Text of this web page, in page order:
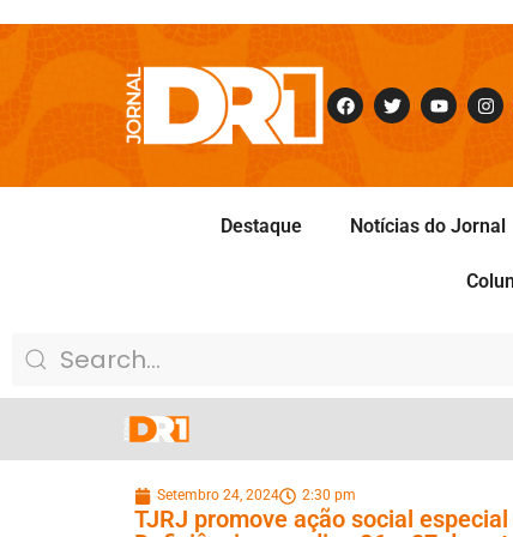
Destaque Notícias do Jornal
Setembro 24, 2024 2:30 pm
TJRJ promove ação social